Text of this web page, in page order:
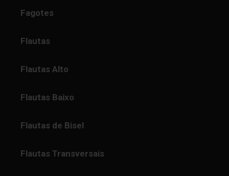
Fagotes
Flautas
Flautas Alto
Flautas Baixo
Flautas de Bisel
Flautas Transversais